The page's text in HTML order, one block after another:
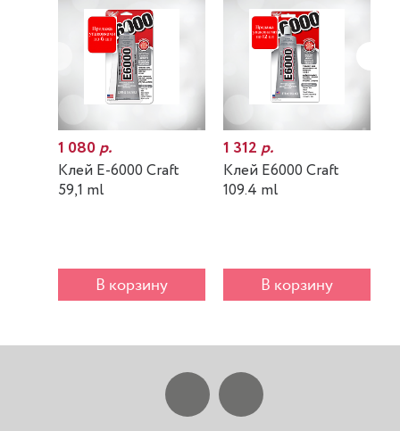
1 080р.
Клей E-6000 Craft
59,1 ml
В корзину
1 312р.
Клей E6000 Craft
109.4 ml
В корзину